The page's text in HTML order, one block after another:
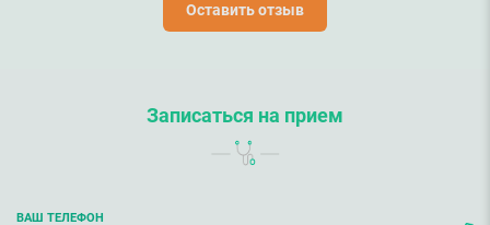
Оставить отзыв
Записаться на прием
ВАШ ТЕЛЕФОН